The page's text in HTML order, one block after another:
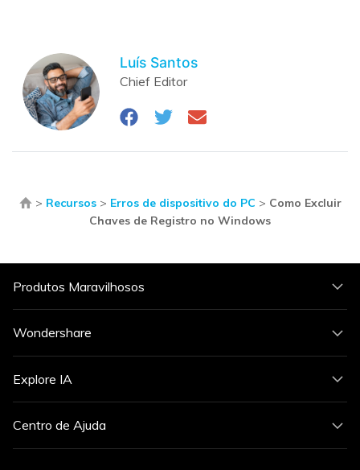
Luís Santos
Chief Editor
> Recursos> Erros de dispositivo do PC > Como Excluir
Chaves de Registro no Windows
Produtos Maravilhosos
Wondershare
Explore IA
Centro de Ajuda